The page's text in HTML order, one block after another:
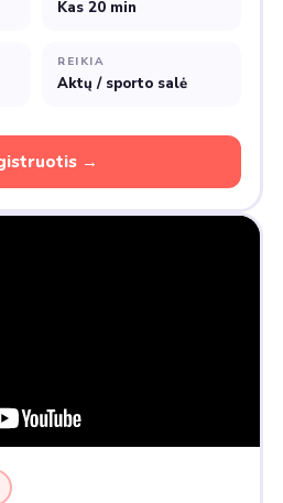
Kas 20 min
REIKIA
Aktų / sporto salė
→